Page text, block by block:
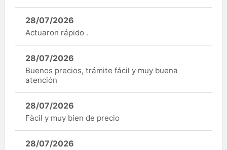
28/07/2026
Actuaron rápido .
28/07/2026
Buenos precios, trámite fácil y muy buena
atención
28/07/2026
Fàcil y muy bien de precio
28/07/2026